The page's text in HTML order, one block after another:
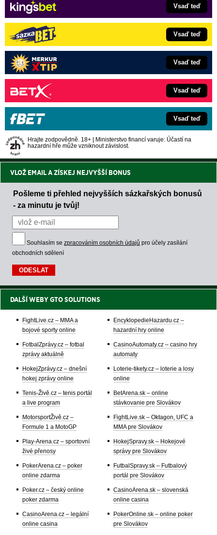
Vsaď teď
Vsaď teď
Vsaď teď
Vsaď teď
Vsaď teď
Hrajte zodpovědně. 18+ | Ministerstvo financí varuje: Účastí na
hazardní hře může vzniknout závislost.
VLOŽ EMAIL A ZÍSKEJ NEJVYŠŠÍ BONUS
Pošleme ti přehled nejvyšších sázkařských bonusů
- za minutu je tvůj!
Souhlasím se zpracováním osobních údajů pro účely zasílání
obchodních sdělení
DALŠÍ WEBY GTO SOLUTIONS
FightLive.cz – MMA a
bojové sporty online
FotbalZprávy.cz – fotbal
zprávy aktuálně
HokejZprávy.cz – dnešní
hokej zprávy online
Tenis-Živě.cz – tenis portál
a live program
MotorsportŽivě.cz –
Formule 1 a MotoGP
Play-Arena.cz – sportovní
živé přenosy
PokerArena.cz – poker
online zdarma
Poker.cz – český online
poker zdarma
CasinoArena.cz – legální
online casina
EncyklopedieHazardu.cz –
hazardní hry online
CasinoAutomaty.cz – casino hry
automaty
Loterie-tikety.cz – loterie a losy
online
BetArena.sk – online
stávkovanie pre Slovákov
FightLive.sk – Oktagon, UFC a
MMA pre Slovákov
HokejSpravy.sk – Hokejové
správy pre Slovákov
FutbalSpravy.sk – Futbalový
portál pre Slovákov
CasinoArena.sk – slovenská
online casina
PokerOnline.sk – online poker
pre Slovákov